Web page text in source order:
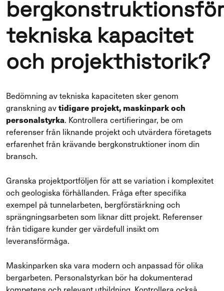
tekniska kapacitet
och projekthistorik?
Bedömning av tekniska kapaciteten sker genom
granskning avtidigare projekt, maskinpark och
personalstyrka. Kontrollera certifieringar, be om
referenser från liknande projekt och utvärdera företagets
erfarenhet från krävande bergkonstruktioner inom din
bransch.
Granska projektportföljen för att se variation i komplexitet
och geologiska förhållanden. Fråga efter specifika
exempel på tunnelarbeten, bergförstärkning och
sprängningsarbeten som liknar ditt projekt. Referenser
från tidigare kunder ger värdefull insikt om
leveransförmåga.
Maskinparken ska vara modern och anpassad för olika
bergarbeten. Personalstyrkan bör ha dokumenterad